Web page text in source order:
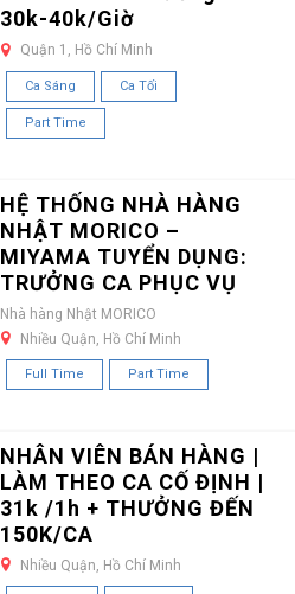
30k-40k/Giờ
Quận 1, Hồ Chí Minh
Ca Sáng Ca Tối
Part Time
HỆ THỐNG NHÀ HÀNG
NHẬT MORICO –
MIYAMA TUYỂN DỤNG:
TRƯỞNG CA PHỤC VỤ
Nhà hàng Nhật MORICO
Nhiều Quận, Hồ Chí Minh
Full Time Part Time
NHÂN VIÊN BÁN HÀNG |
LÀM THEO CA CỐ ĐỊNH |
31k /1h + THƯỞNG ĐẾN
150K/CA
Nhiều Quận, Hồ Chí Minh